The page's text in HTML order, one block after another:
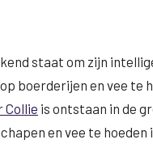
staat om zijn
boerderijen en vee te
Collie is ontstaan in de
en vee te